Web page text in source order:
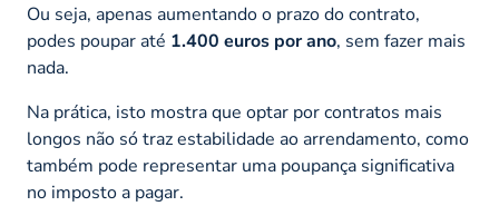
Ou seja, apenas aumentando o prazo do contrato,
podes poupar até 1.400 euros por ano, sem fazer mais
nada.
Na prática, isto mostra que optar por contratos mais
longos não só traz estabilidade ao arrendamento, como
também pode representar uma poupança significativa
no imposto a pagar.